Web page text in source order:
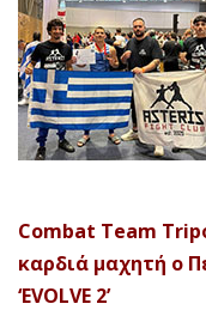
Combat Team
καρδιά μαχητή ο
‘EVOLVE 2’